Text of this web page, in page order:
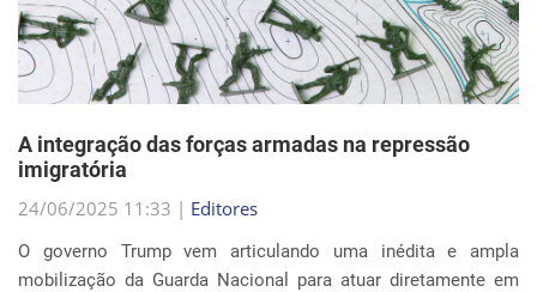
imigratória
24/06/2025 11:33 |
O governo Trump vem articulando uma inédita e ampla
mobilização da Guarda Nacional para atuar diretamente em
operações de fiscalização migratória no interior dos Estados